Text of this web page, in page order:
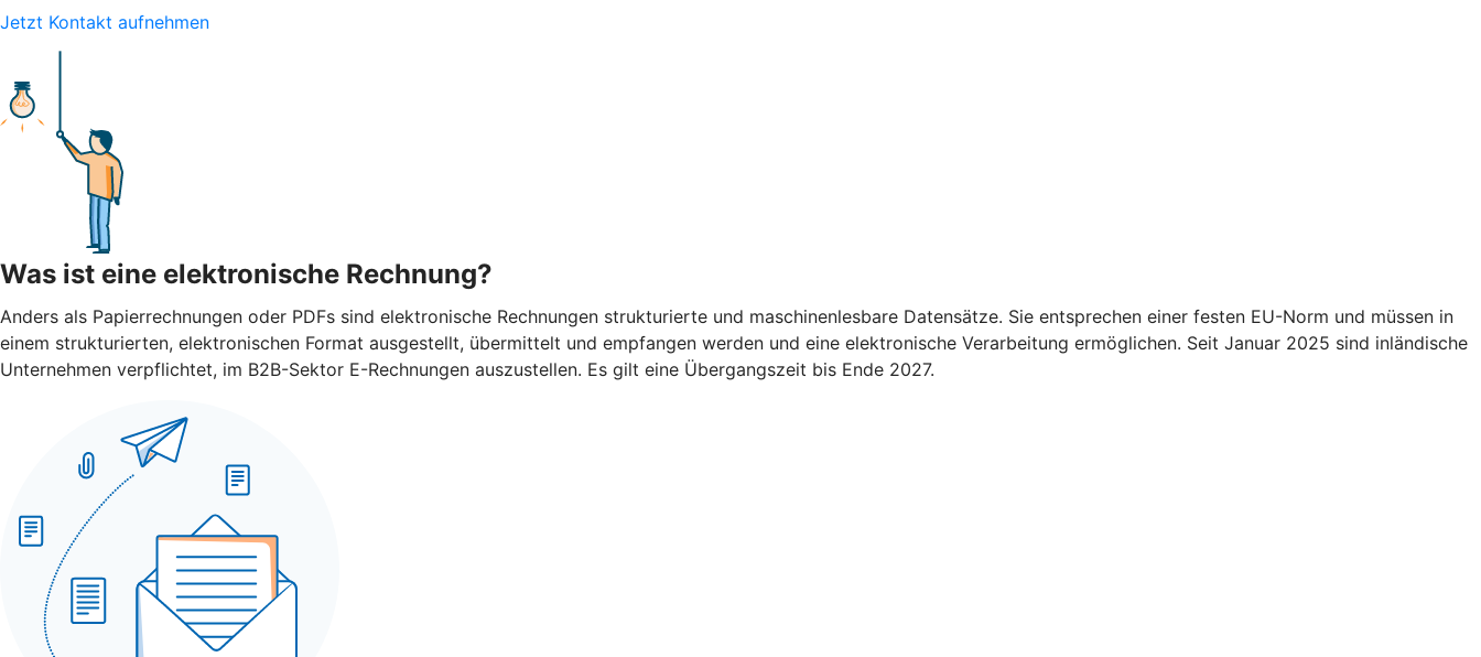
Jetzt Kontakt aufnehmen
Was ist eine elektronische Rechnung?
Anders als Papierrechnungen oder PDFs sind elektronische Rechnungen strukturierte und maschinenlesbare Datensätze. Sie entsprechen einer festen EU-Norm und müssen in
einem strukturierten, elektronischen Format ausgestellt, übermittelt und empfangen werden und eine elektronische Verarbeitung ermöglichen. Seit Januar 2025 sind inländische
Unternehmen verpflichtet, im B2B-Sektor E-Rechnungen auszustellen. Es gilt eine Übergangszeit bis Ende 2027.